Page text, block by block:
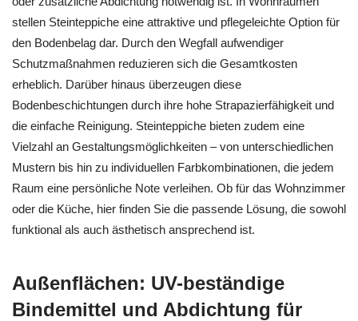
stellen Steinteppiche eine attraktive und pflegeleichte Option für
den Bodenbelag dar. Durch den Wegfall aufwendiger
Schutzmaßnahmen reduzieren sich die Gesamtkosten
erheblich. Darüber hinaus überzeugen diese
Bodenbeschichtungen durch ihre hohe Strapazierfähigkeit und
die einfache Reinigung. Steinteppiche bieten zudem eine
Vielzahl an Gestaltungsmöglichkeiten – von unterschiedlichen
Mustern bis hin zu individuellen Farbkombinationen, die jedem
Raum eine persönliche Note verleihen. Ob für das Wohnzimmer
oder die Küche, hier finden Sie die passende Lösung, die sowohl
funktional als auch ästhetisch ansprechend ist.
Außenflächen: UV-beständige
Bindemittel und Abdichtung für